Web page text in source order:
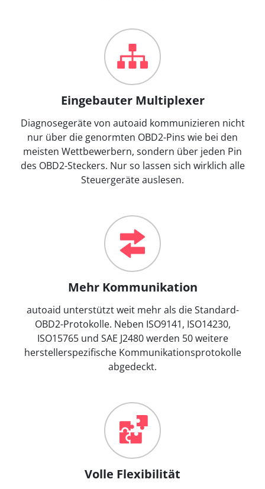
Eingebauter Multiplexer
Diagnosegeräte von autoaid kommunizieren nicht
nur über die genormten OBD2-Pins wie bei den
meisten Wettbewerbern, sondern über jeden Pin
des OBD2-Steckers. Nur so lassen sich wirklich alle
Steuergeräte auslesen.
Mehr Kommunikation
autoaid unterstützt weit mehr als die Standard-
OBD2-Protokolle. Neben ISO9141, ISO14230,
ISO15765 und SAE J2480 werden 50 weitere
herstellerspezifische Kommunikationsprotokolle
abgedeckt.
Volle Flexibilität